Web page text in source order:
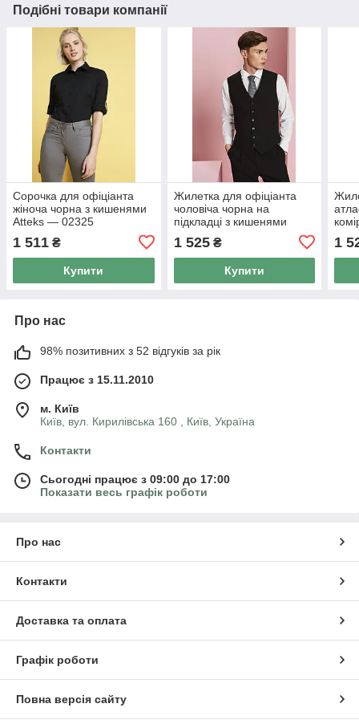
Подібні товари компанії
Сорочка для офіціанта
жіноча чорна з кишенями
Atteks — 02325
1 511 ₴
Купити
Жилетка для офіціанта
чоловіча чорна на
підкладці з кишенями
1 525₴
Купити
1
Про нас
98% позитивних з 52 відгуків за рік
Працює з 15.11.2010
м. Київ
Київ, вул. Кирилівська 160 , Київ, Україна
Контакти
Сьогодні працює з 09:00 до 17:00
Показати весь графік роботи
Про нас
Контакти
Доставка та оплата
Графік роботи
Повна версія сайту